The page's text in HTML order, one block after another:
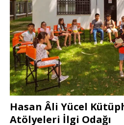
Hasan Âli Yücel
Atölyeleri İlgi Odağı